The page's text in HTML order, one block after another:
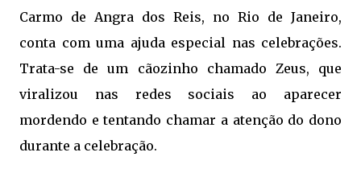
Carmo de Angra dos Reis, no Rio de Janeiro,
conta com uma ajuda especial nas celebrações.
Trata-se de um cãozinho chamado Zeus, que
viralizou nas redes sociais ao aparecer
mordendo e tentando chamar a atenção do dono
durante a celebração.